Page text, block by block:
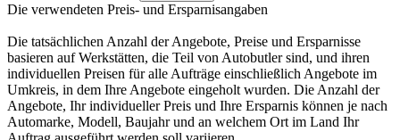
Die verwendeten Preis- und Ersparnisangaben
Die tatsächlichen Anzahl der Angebote, Preise und Ersparnisse
basieren auf Werkstätten, die Teil von Autobutler sind, und ihren
individuellen Preisen für alle Aufträge einschließlich Angebote im
Umkreis, in dem Ihre Angebote eingeholt wurden. Die Anzahl der
Angebote, Ihr individueller Preis und Ihre Ersparnis können je nach
Automarke, Modell, Baujahr und an welchem Ort im Land Ihr